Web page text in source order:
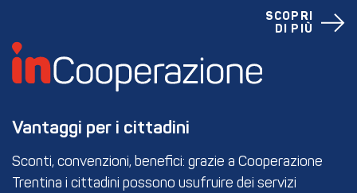
SCOPRI
DI PIÙ
Vantaggi per i cittadini
Sconti, convenzioni, benefici: grazie a Cooperazione
Trentina i cittadini possono usufruire dei servizi